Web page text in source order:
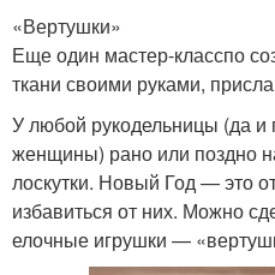
«Вертушки»
Еще один мастер-класспо
ткани своими руками,
У любой рукодельницы (да и
женщины) рано или поздно
лоскутки. Новый Год — это
избавиться от них. Можно
елочные игрушки —